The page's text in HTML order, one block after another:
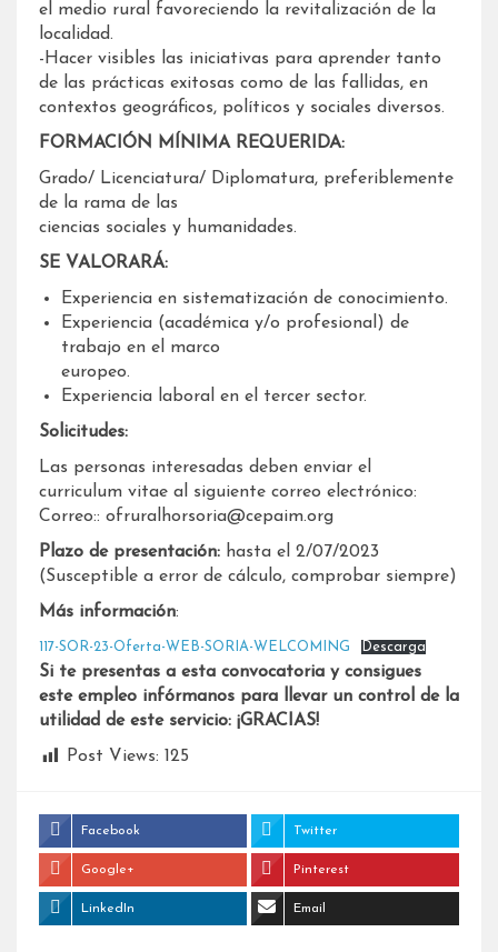
el medio rural favoreciendo la revitalización de la
localidad.
-Hacer visibles las iniciativas para aprender tanto
de las prácticas exitosas como de las fallidas, en
contextos geográficos, políticos y sociales diversos.
FORMACIÓN MÍNIMA REQUERIDA:
Grado/ Licenciatura/ Diplomatura, preferiblemente
de la rama de las
ciencias sociales y humanidades.
SE VALORARÁ:
Experiencia en sistematización de conocimiento.
Experiencia (académica y/o profesional) de
trabajo en el marco
europeo.
Experiencia laboral en el tercer sector.
Solicitudes:
Las personas interesadas deben enviar el
curriculum vitae al siguiente correo electrónico:
Correo:: ofruralhorsoria@cepaim.org
Plazo de presentación: hasta el 2/07/2023
(Susceptible a error de cálculo, comprobar siempre)
Más información:
117-SOR-23-Oferta-WEB-SORIA-WELCOMING Descarga
Si te presentas a esta convocatoria y consigues
este empleo infórmanos para llevar un control de la
utilidad de este servicio: ¡GRACIAS!
Post Views: 125
Facebook Twitter
Google+ Pinterest
LinkedIn Email